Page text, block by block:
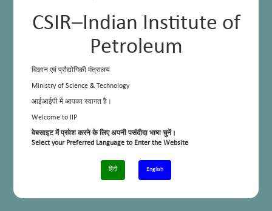
CSIR–Indian Institute of
Petroleum
विज्ञान एवं प्रौद्योगिकी मंत्रालय
Ministry of Science & Technology
आईआईपी में आपका स्वागत है।
Welcome to IIP
वेबसाइट में प्रवेश करने के लिए अपनी पसंदीदा भाषा चुनें।
Select your Preferred Language to Enter the Website
हिंदी English
B Sc 1995, H N B Garhwal University, Srinagar
M A 2000, H N B Garhwal University, Srinagar
E Mail
Telephone No. +91-135-2525768